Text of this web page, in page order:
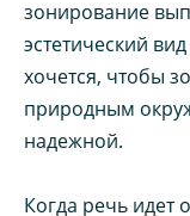
зонирование
эстетический
хочется, чтобы
природным
надежной.
Когда речь идет